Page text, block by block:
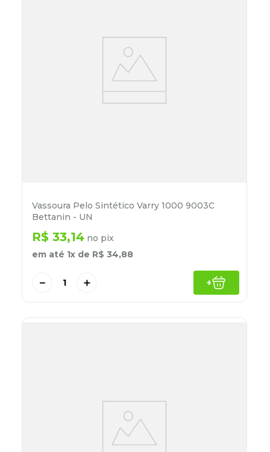
Vassoura Pelo Sintético Varry 1000 9003C
Bettanin - UN
R$ 33,14 no pix
em até 1x de R$ 34,88
＋
－ +